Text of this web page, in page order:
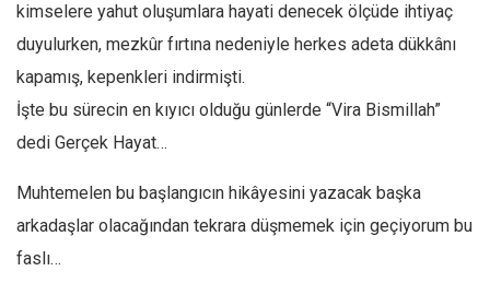
Leyla Şerif Emin
Abir E. Nahas
Bağdagül Öz
Esra Elönü
kimselere yahut oluşumlara hayati denecek ölçüde ihtiyaç
duyulurken, mezkûr fırtına nedeniyle herkes adeta dükkânı
kapamış, kepenkleri indirmişti.
İşte bu sürecin en kıyıcı olduğu günlerde “Vira Bismillah”
dedi Gerçek Hayat…
Muhtemelen bu başlangıcın hikâyesini yazacak başka
arkadaşlar olacağından tekrara düşmemek için geçiyorum bu
faslı…